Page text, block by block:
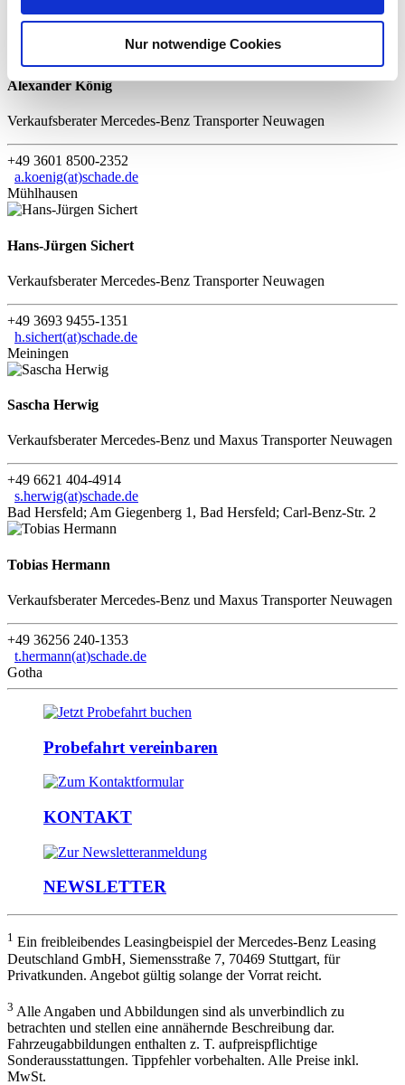
Nur notwendige Cookies
kr.schmidt(at)schade.de
Alexander König
Verkaufsberater Mercedes-Benz Transporter Neuwagen
+49 3601 8500-2352
a.koenig(at)schade.de
Mühlhausen
Hans-Jürgen Sichert
Verkaufsberater Mercedes-Benz Transporter Neuwagen
+49 3693 9455-1351
h.sichert(at)schade.de
Meiningen
Sascha Herwig
Verkaufsberater Mercedes-Benz und Maxus Transporter Neuwagen
+49 6621 404-4914
s.herwig(at)schade.de
Bad Hersfeld; Am Giegenberg 1, Bad Hersfeld; Carl-Benz-Str. 2
Tobias Hermann
Verkaufsberater Mercedes-Benz und Maxus Transporter Neuwagen
+49 36256 240-1353
t.hermann(at)schade.de
Gotha
Probefahrt vereinbaren
KONTAKT
NEWSLETTER
1 Ein freibleibendes Leasingbeispiel der Mercedes-Benz Leasing
Deutschland GmbH, Siemensstraße 7, 70469 Stuttgart, für
Privatkunden. Angebot gültig solange der Vorrat reicht.
3 Alle Angaben und Abbildungen sind als unverbindlich zu
betrachten und stellen eine annähernde Beschreibung dar.
Fahrzeugabbildungen enthalten z. T. aufpreispflichtige
Sonderausstattungen. Tippfehler vorbehalten. Alle Preise inkl.
MwSt.